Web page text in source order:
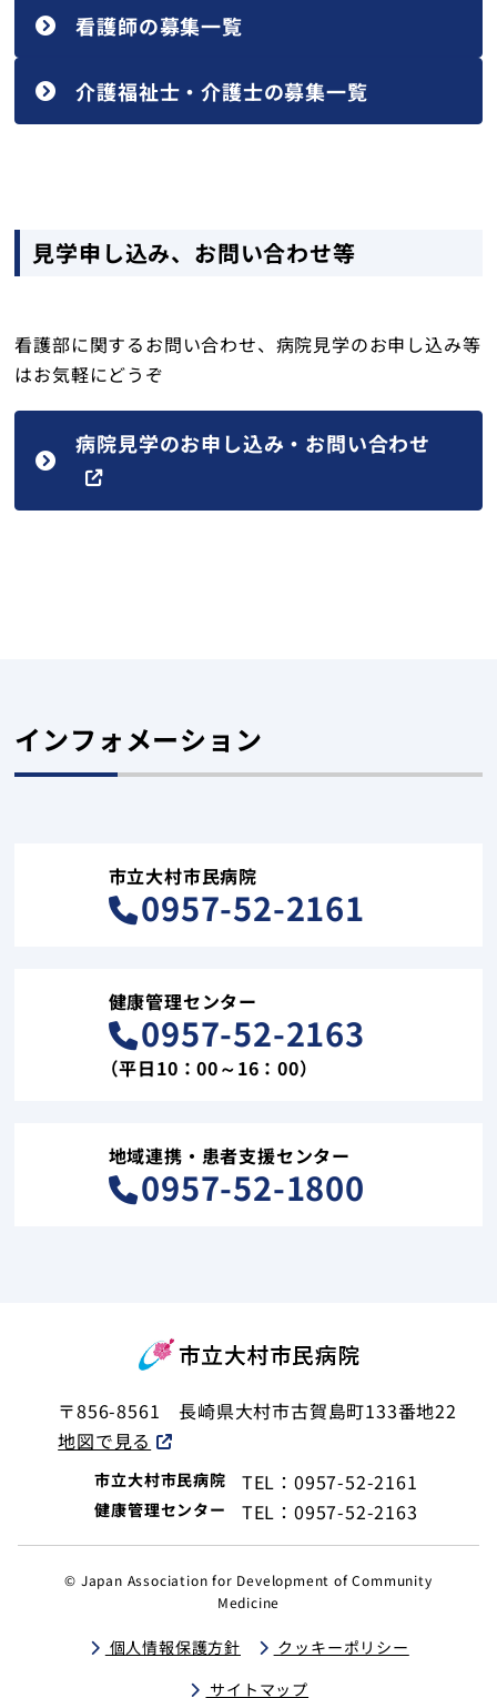
看護師の募集一覧
介護福祉士・介護士の募集一覧
見学申し込み、お問い合わせ等
看護部に関するお問い合わせ、病院見学のお申し込み等
はお気軽にどうぞ
病院見学のお申し込み・お問い合わせ
インフォメーション
市立大村市民病院
0957-52-2161
健康管理センター
0957-52-2163
（平日10：00～16：00）
地域連携・患者支援センター
0957-52-1800
〒856-8561長崎県大村市古賀島町133番地22
地図で見る
市立大村市民病院 TEL：0957-52-2161
健康管理センター TEL：0957-52-2163
© Japan Association for Development of Community
Medicine
個人情報保護方針
クッキーポリシー
サイトマップ